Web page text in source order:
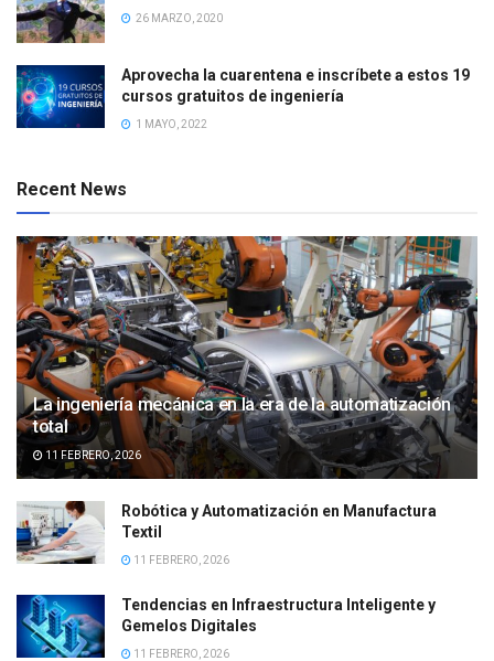
26 MARZO, 2020
Aprovecha la cuarentena e inscríbete a estos 19
cursos gratuitos de ingeniería
1 MAYO, 2022
Recent News
La ingeniería mecánica en la era de la automatización
total
11 FEBRERO, 2026
Robótica y Automatización en Manufactura
Textil
11 FEBRERO, 2026
Tendencias en Infraestructura Inteligente y
Gemelos Digitales
11 FEBRERO, 2026